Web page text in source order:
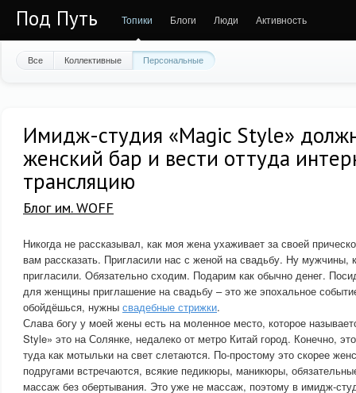
Под Путь Топики Блоги Люди Активность
Все Коллективные Персональные
Имидж-студия «Magic Style»
женский бар и вести оттуда
трансляцию
Блог им. WOFF
Никогда не рассказывал, как моя жена ухаживает за своей
вам рассказать. Пригласили нас с женой на свадьбу. Ну мужчины,
пригласили. Обязательно сходим. Подарим как обычно денег.
для женщины приглашение на свадьбу – это же эпохальное
обойдёшься, нужны свадебные стрижки.
Слава богу у моей жены есть на моленное место, которое
Style» это на Солянке, недалеко от метро Китай город. Конечно,
туда как мотыльки на свет слетаются. По-простому это скорее
подругами встречаются, всякие педикюры, маникюры,
массаж без обертывания. Это уже не массаж, поэтому в имидж-